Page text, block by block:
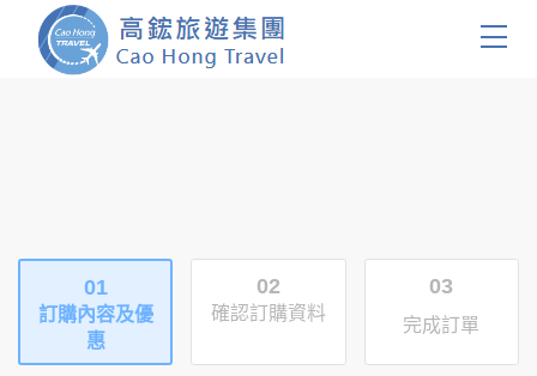
證件簽證
關於我們
01
訂購內容及優
惠
02
確認訂購資料
03
完成訂單